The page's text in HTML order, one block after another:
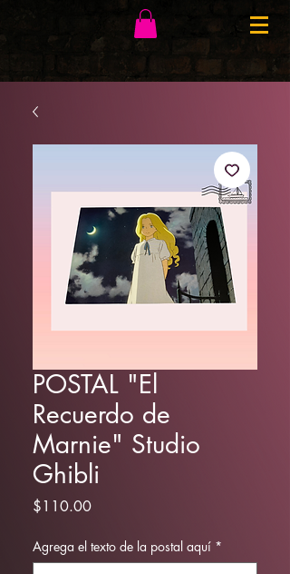
POSTAL "El
Recuerdo de
Marnie" Studio
Ghibli
$110.00Precio
Agrega el texto de la postal aquí *